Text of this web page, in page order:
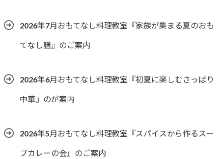
2026年7月おもてなし料理教室『家族が集まる夏のおも
てなし膳』のご案内
2026年6月おもてなし料理教室『初夏に楽しむさっぱり
中華』のが案内
2026年5月おもてなし料理教室『スパイスから作るスー
プカレーの会』のご案内